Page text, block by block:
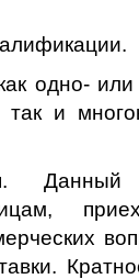
одно- или
и